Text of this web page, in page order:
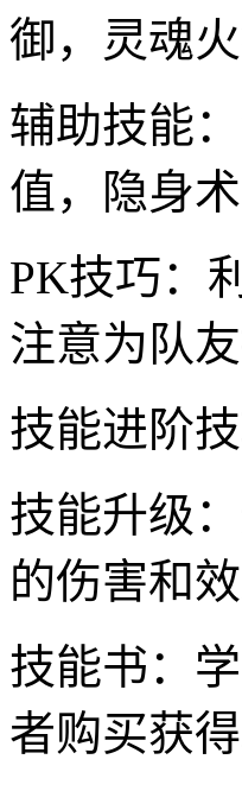
御，灵魂
辅助技能
值，隐身
PK技巧：
注意为队
技能进阶技
技能升级
的伤害和效
技能书：
者购买获得